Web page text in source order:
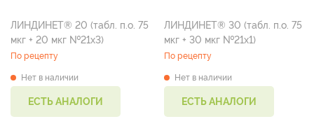
ЛИНДИНЕТ® 20 (табл. п.о. 75
мкг + 20 мкг №21х3)
По рецепту
Нет в наличии
ЕСТЬ АНАЛОГИ
ЛИНДИНЕТ® 30 (табл. п.о. 75
мкг + 30 мкг №21х1)
По рецепту
Нет в наличии
ЕСТЬ АНАЛОГИ